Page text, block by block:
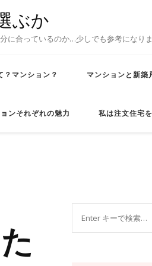
ぶか
合っているのか…少しでも参考になりま
？マンション？ マンションと新築
ンそれぞれの魅力 私は注文住宅